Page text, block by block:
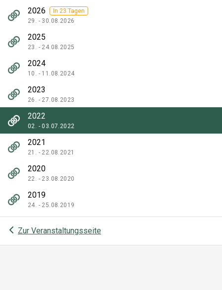
2026
In 23 Tagen
29. - 30.08.2026
2025
23. - 24.08.2025
2024
10. - 11.08.2024
2023
26. - 27.08.2023
2022
02. - 03.07.2022
2021
21. - 22.08.2021
2020
22. - 23.08.2020
2019
24. - 25.08.2019
Zur Veranstaltungsseite